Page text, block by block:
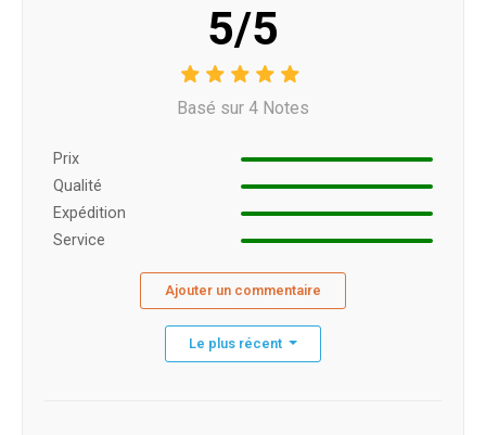
5/5
Basé sur 4 Notes
Prix ​​
Qualité
Expédition
Service
Ajouter un commentaire
Le plus récent